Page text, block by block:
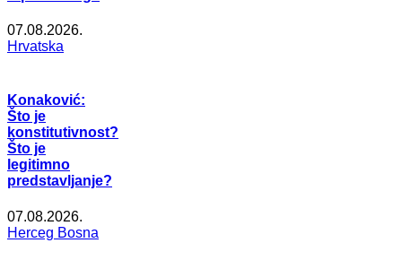
07.08.2026.
Hrvatska
Konaković:
Što je
konstitutivnost?
Što je
legitimno
predstavljanje?
07.08.2026.
Herceg Bosna